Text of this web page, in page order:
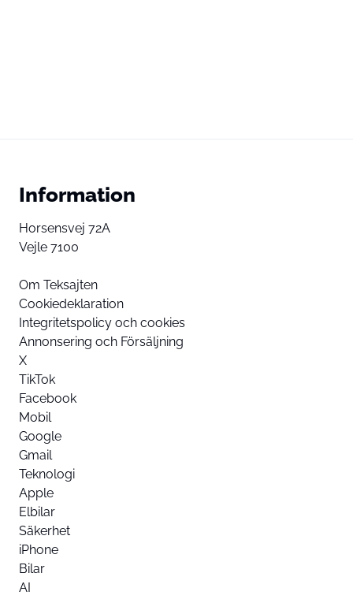
Information
Horsensvej 72A
Vejle 7100
Om Teksajten
Cookiedeklaration
Integritetspolicy och cookies
Annonsering och Försäljning
X
TikTok
Facebook
Mobil
Google
Gmail
Teknologi
Apple
Elbilar
Säkerhet
iPhone
Bilar
AI